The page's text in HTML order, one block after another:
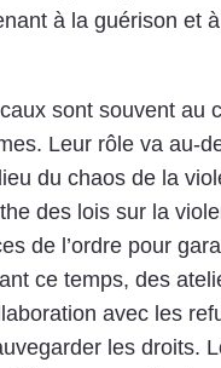
à la guérison et
sont souvent
Leur rôle va au-
du chaos de la
des lois sur la
de l’ordre pour
ce temps, des
avec les
les